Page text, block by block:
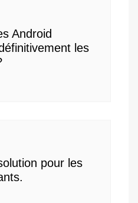
Android
les
pour les